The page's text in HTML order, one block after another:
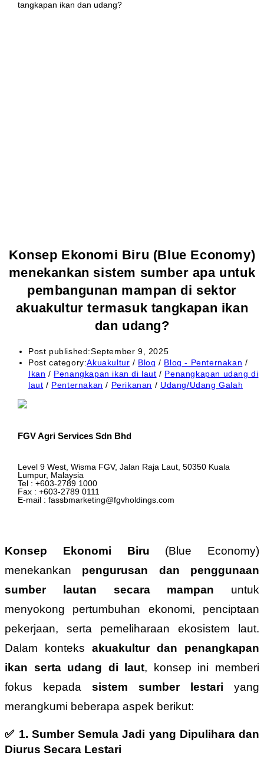
Konsep Ekonomi Biru (Blue Economy)
menekankan sistem sumber apa untuk
pembangunan mampan di sektor
akuakultur termasuk tangkapan ikan
dan udang?
Post published:September 9, 2025
Post category:Akuakultur / Blog / Blog - Penternakan /
Ikan / Penangkapan ikan di laut / Penangkapan udang di
laut / Penternakan / Perikanan / Udang/Udang Galah
FGV Agri Services Sdn Bhd
Level 9 West, Wisma FGV, Jalan Raja Laut, 50350 Kuala
Lumpur, Malaysia
Tel : +603-2789 1000
Fax : +603-2789 0111
E-mail : fassbmarketing@fgvholdings.com
Konsep Ekonomi Biru (Blue Economy)
menekankan pengurusan dan penggunaan
sumber lautan secara mampan untuk
menyokong pertumbuhan ekonomi, penciptaan
pekerjaan, serta pemeliharaan ekosistem laut.
Dalam konteks akuakultur dan penangkapan
ikan serta udang di laut, konsep ini memberi
fokus kepada sistem sumber lestari yang
merangkumi beberapa aspek berikut:
✅ 1. Sumber Semula Jadi yang Dipulihara dan
Diurus Secara Lestari